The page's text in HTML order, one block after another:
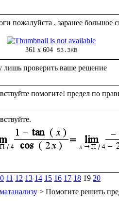
361 x 604 53.3KB
11 12 13 14 15 16 17 18 19 20
> Помогите решить